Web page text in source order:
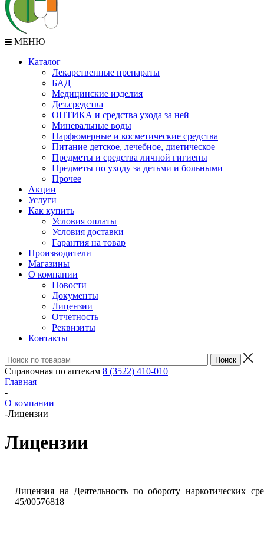
МЕНЮ
Каталог
Лекарственные препараты
БАД
Медицинские изделия
Дез.средства
ОПТИКА и средства ухода за ней
Минеральные воды
Парфюмерные и косметические средства
Питание детское, лечебное, диетическое
Предметы и средства личной гигиены
Предметы по уходу за детьми и больными
Прочее
Акции
Услуги
Как купить
Условия оплаты
Условия доставки
Гарантия на товар
Производители
Магазины
О компании
Новости
Документы
Лицензии
Отчетность
Реквизиты
Контакты
Справочная по аптекам 8 (3522) 410-010
Главная
-
О компании
-Лицензии
Лицензии
Лицензия на Деятельность по обороту наркотических
45/00576818